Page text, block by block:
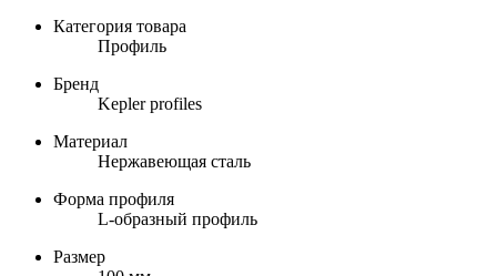
Категория товара
Профиль
Бренд
Kepler profiles
Материал
Нержавеющая сталь
Форма профиля
L-образный профиль
Размер